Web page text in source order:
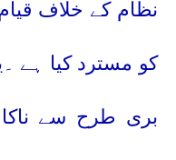
نظام کے خلاف قیام
کو مسترد کیا ہے
بری طرح سے